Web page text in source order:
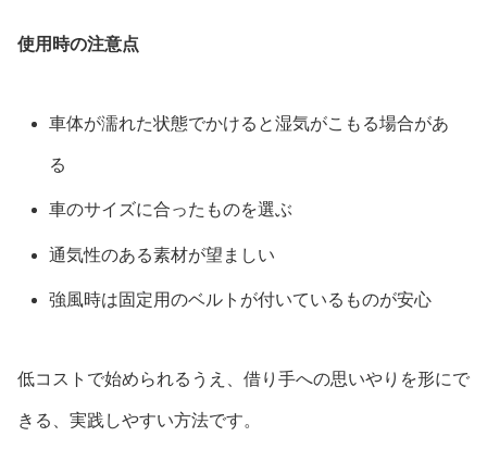
使用時の注意点
車体が濡れた状態でかけると湿気がこもる場合があ
る
車のサイズに合ったものを選ぶ
通気性のある素材が望ましい
強風時は固定用のベルトが付いているものが安心
低コストで始められるうえ、借り手への思いやりを形にで
きる、実践しやすい方法です。